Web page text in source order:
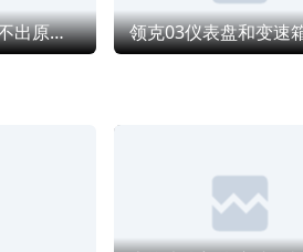
名
无
险、大
的诉求
厂装配
保3年；
成原因。
奇瑞艾瑞泽8 PRO新车变速箱电控偶发故障，门店查不出原因不予维修